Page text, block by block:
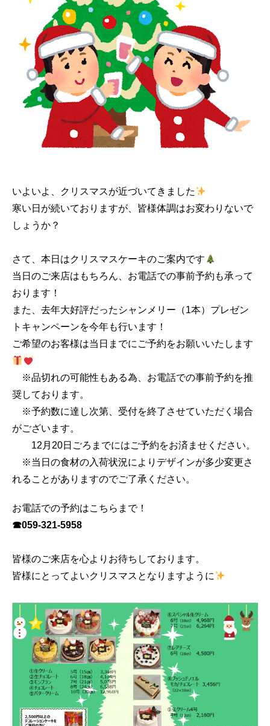
いよいよ、クリスマスが近づいてきました
寒い日が続いておりますが、皆様体調はお変わりないで
しょうか？
さて、本日はクリスマスケーキのご案内です
当日のご来店はもちろん、お電話での事前予約も承って
おります！
また、去年大好評だったシャンメリー（1本）プレゼン
トキャンペーンを今年も行います！
ご希望のお客様は当日までにご予約をお願いいたします
※品切れの可能性もある為、お電話での事前予約を推
奨しております。
※予約数に達し次第、受付を終了させていただく場合
がございます。
12月20日ごろまでにはご予約をお済ませください。
※当日の食材の入荷状況によりデザインが多少変更さ
れることがありますのでご了承ください。
お電話での予約はこちらまで！
☎059-321-5958
皆様のご来店を心よりお待ちしております。
皆様にとってよいクリスマスとなりますように